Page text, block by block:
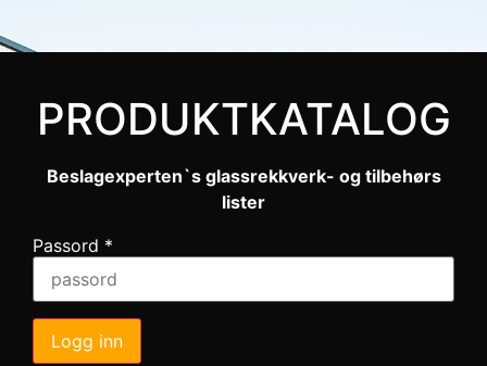
PRODUKTKATALOG
Beslagexperten`s glassrekkverk- og tilbehørs
lister
Passord *
Logg inn